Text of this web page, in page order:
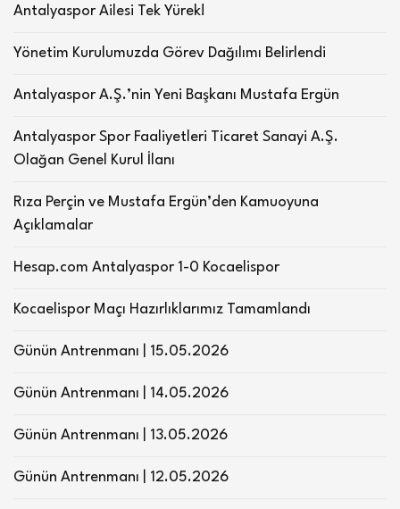
Antalyaspor Ailesi Tek Yürek!
Yönetim Kurulumuzda Görev Dağılımı Belirlendi
Antalyaspor A.Ş.’nin Yeni Başkanı Mustafa Ergün
Antalyaspor Spor Faaliyetleri Ticaret Sanayi A.Ş.
Olağan Genel Kurul İlanı
Rıza Perçin ve Mustafa Ergün’den Kamuoyuna
Açıklamalar
Hesap.com Antalyaspor 1-0 Kocaelispor
Kocaelispor Maçı Hazırlıklarımız Tamamlandı
Günün Antrenmanı | 15.05.2026
Günün Antrenmanı | 14.05.2026
Günün Antrenmanı | 13.05.2026
Günün Antrenmanı | 12.05.2026